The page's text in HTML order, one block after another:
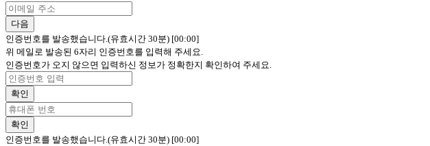
다음
인증번호를 발송했습니다.(유효시간 30분) [00:00]
위 메일로 발송된 6자리 인증번호를 입력해 주세요.
인증번호가 오지 않으면 입력하신 정보가 정확한지 확인하여 주세요.
확인
확인
인증번호를 발송했습니다.(유효시간 30분) [00:00]